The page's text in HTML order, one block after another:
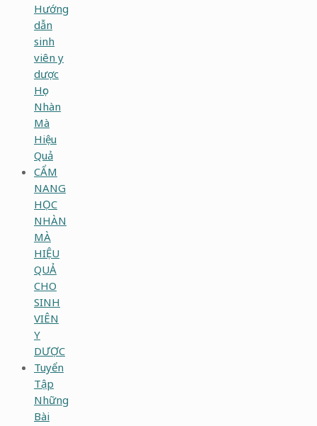
Hướng
dẫn
sinh
viên y
dược
Học
Nhàn
Mà
Hiệu
Quả
CẨM
NANG
HỌC
NHÀN
MÀ
HIỆU
QUẢ
CHO
SINH
VIÊN
Y
DƯỢC
Tuyển
Tập
Những
Bài